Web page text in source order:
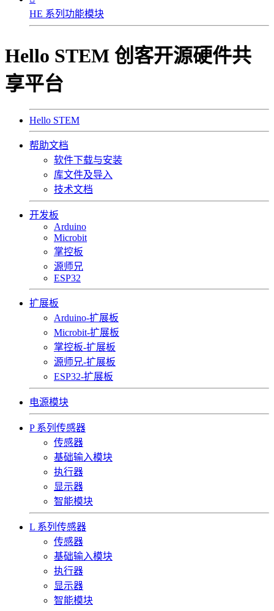
HE 系列功能模块
Hello STEM 创客开源硬件共
享平台
Hello STEM
帮助文档
软件下载与安装
库文件及导入
技术文档
开发板
Arduino
Microbit
掌控板
源师兄
ESP32
扩展板
Arduino-扩展板
Microbit-扩展板
掌控板-扩展板
源师兄-扩展板
ESP32-扩展板
电源模块
P 系列传感器
传感器
基础输入模块
执行器
显示器
智能模块
L 系列传感器
传感器
基础输入模块
执行器
显示器
智能模块